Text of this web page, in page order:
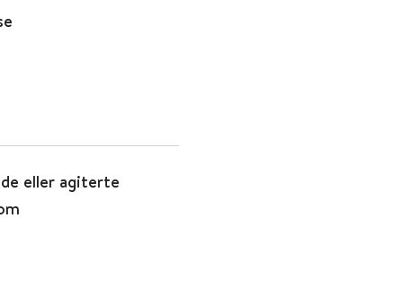
eller agiterte